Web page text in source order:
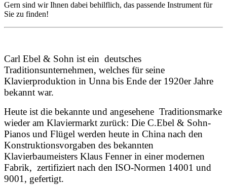
Gern sind wir Ihnen dabei behilflich, das passende Instrument für
Sie zu finden!
Carl Ebel & Sohn ist ein deutsches
Traditionsunternehmen, welches für seine
Klavierproduktion in Unna bis Ende der 1920er Jahre
bekannt war.
Heute ist die bekannte und angesehene Traditionsmarke
wieder am Klaviermarkt zurück: Die C.Ebel & Sohn-
Pianos und Flügel werden heute in China nach den
Konstruktionsvorgaben des bekannten
Klavierbaumeisters Klaus Fenner in einer modernen
Fabrik, zertifiziert nach den ISO-Normen 14001 und
9001, gefertigt.